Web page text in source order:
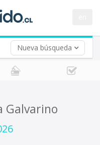
Nueva búsqueda
Galvarino